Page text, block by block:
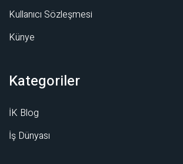
Kullanıcı Sözleşmesi
Künye
Kategoriler
İK Blog
İş Dünyası